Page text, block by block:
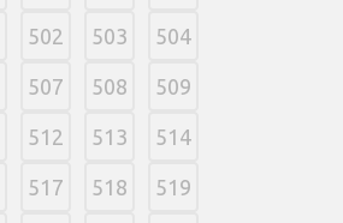
502 503 504
507 508 509
512 513 514
517 518 519